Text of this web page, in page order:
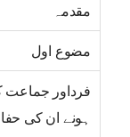
مقدمہ
مضوع اول
فرداور جماعت
ہونے ان کی